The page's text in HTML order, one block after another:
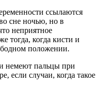
ссылаются
сне ночью, но в
неприятное
тогда, когда кисти и
положении.
немеют пальцы при
если случаи, когда такое